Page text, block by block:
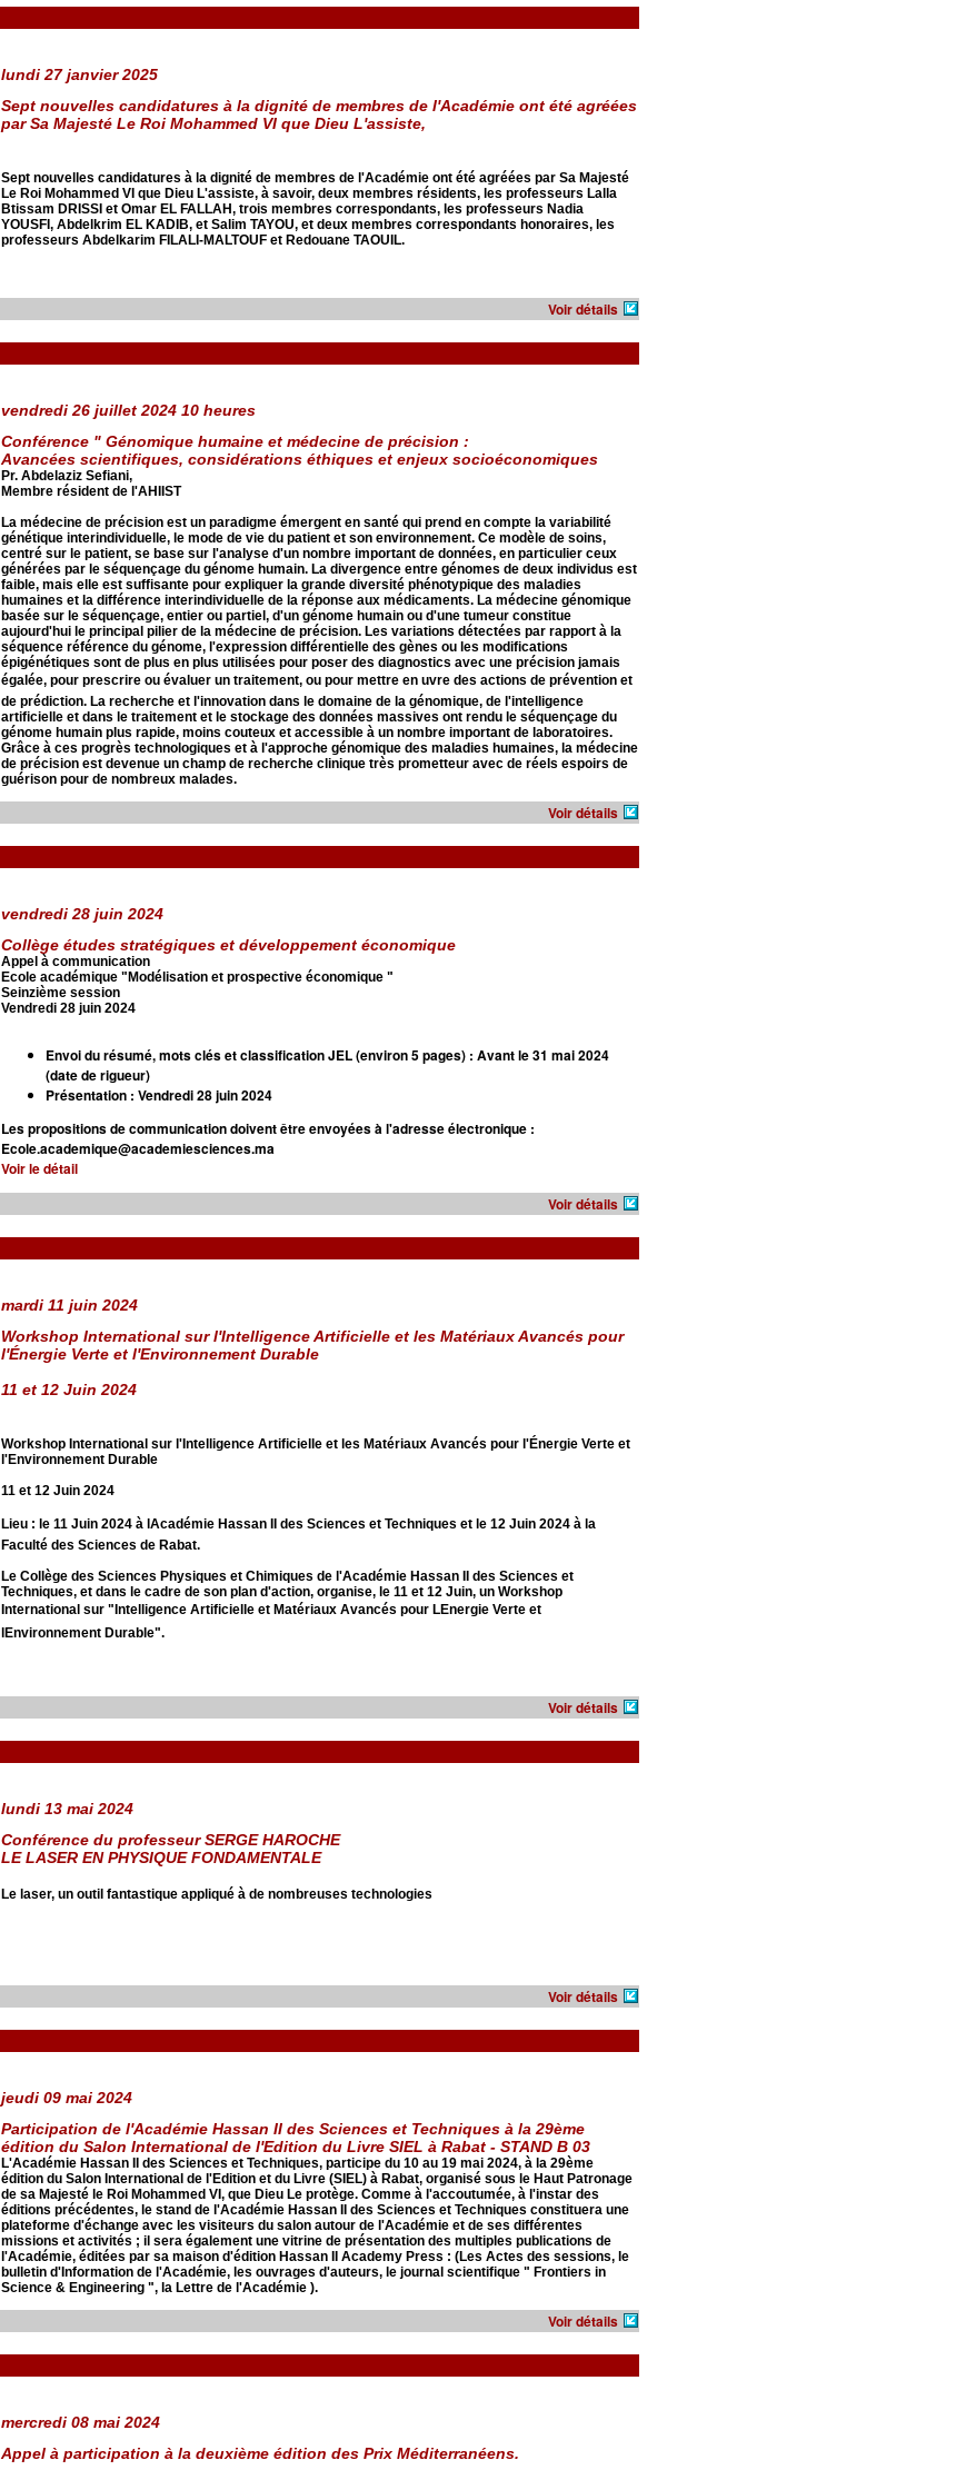
lundi 27 janvier 2025
Sept nouvelles candidatures à la dignité de membres de l'Académie ont été agréées
par Sa Majesté Le Roi Mohammed VI que Dieu L'assiste,
Sept nouvelles candidatures à la dignité de membres de l'Académie ont été agréées par Sa Majesté
Le Roi Mohammed VI que Dieu L'assiste, à savoir, deux membres résidents, les professeurs Lalla
Btissam DRISSI et Omar EL FALLAH, trois membres correspondants, les professeurs Nadia
YOUSFI, Abdelkrim EL KADIB, et Salim TAYOU, et deux membres correspondants honoraires, les
professeurs Abdelkarim FILALI-MALTOUF et Redouane TAOUIL.
Voir détails
vendredi 26 juillet 2024 10 heures
Conférence " Génomique humaine et médecine de précision :
Avancées scientifiques, considérations éthiques et enjeux socioéconomiques
Pr. Abdelaziz Sefiani,
Membre résident de l'AHIIST
La médecine de précision est un paradigme émergent en santé qui prend en compte la variabilité
génétique interindividuelle, le mode de vie du patient et son environnement. Ce modèle de soins,
centré sur le patient, se base sur l'analyse d'un nombre important de données, en particulier ceux
générées par le séquençage du génome humain. La divergence entre génomes de deux individus est
faible, mais elle est suffisante pour expliquer la grande diversité phénotypique des maladies
humaines et la différence interindividuelle de la réponse aux médicaments. La médecine génomique
basée sur le séquençage, entier ou partiel, d'un génome humain ou d'une tumeur constitue
aujourd'hui le principal pilier de la médecine de précision. Les variations détectées par rapport à la
séquence référence du génome, l'expression différentielle des gènes ou les modifications
épigénétiques sont de plus en plus utilisées pour poser des diagnostics avec une précision jamais
égalée, pour prescrire ou évaluer un traitement, ou pour mettre en uvre des actions de prévention et
de prédiction. La recherche et l'innovation dans le domaine de la génomique, de l'intelligence
artificielle et dans le traitement et le stockage des données massives ont rendu le séquençage du
génome humain plus rapide, moins couteux et accessible à un nombre important de laboratoires.
Grâce à ces progrès technologiques et à l'approche génomique des maladies humaines, la médecine
de précision est devenue un champ de recherche clinique très prometteur avec de réels espoirs de
guérison pour de nombreux malades.
Voir détails
vendredi 28 juin 2024
Collège études stratégiques et développement économique
Appel à communication
Ecole académique "Modélisation et prospective économique "
Seinzième session
Vendredi 28 juin 2024
Envoi du résumé, mots clés et classification JEL (environ 5 pages) : Avant le 31 mai 2024
(date de rigueur)
Présentation : Vendredi 28 juin 2024
Les propositions de communication doivent être envoyées à l'adresse électronique :
Ecole.academique@academiesciences.ma
Voir le détail
Voir détails
mardi 11 juin 2024
Workshop International surl'Intelligence Artificielle et les Matériaux Avancés pour
l'Énergie Verte et l'Environnement Durable
11 et 12 Juin 2024
Workshop International sur l'Intelligence Artificielle et les Matériaux Avancés pour l'Énergie Verte et
l'Environnement Durable
11 et 12 Juin 2024
Lieu : le 11 Juin 2024 à lAcadémie Hassan II des Sciences et Techniques et le 12 Juin 2024 à la
Faculté des Sciences de Rabat.
Le Collège des Sciences Physiques et Chimiques de l'Académie Hassan II des Sciences et
Techniques, et dans le cadre de son plan d'action, organise, le 11 et 12 Juin, un Workshop
International sur " Intelligence Artificielle et Matériaux Avancés pour LEnergie Verte et
lEnvironnement Durable".
Voir détails
lundi 13 mai 2024
Conférence du professeur SERGE HAROCHE
LE LASER EN PHYSIQUE FONDAMENTALE
Le laser, un outil fantastique appliqué à de nombreuses technologies
Voir détails
jeudi 09 mai 2024
Participation de l'Académie Hassan II des Sciences et Techniques à la 29ème
édition du Salon International de l'Edition du Livre SIEL à Rabat - STAND B 03
L'Académie Hassan II des Sciences et Techniques, participe du 10 au 19 mai 2024, à la 29ème
édition du Salon International de l'Edition et du Livre (SIEL) à Rabat, organisé sous le Haut Patronage
de sa Majesté le Roi Mohammed VI, que Dieu Le protège. Comme à l'accoutumée, à l'instar des
éditions précédentes, le stand de l'Académie Hassan II des Sciences et Techniques constituera une
plateforme d'échange avec les visiteurs du salon autour de l'Académie et de ses différentes
missions et activités ; il sera également une vitrine de présentation des multiples publications de
l'Académie, éditées par sa maison d'édition Hassan II Academy Press : (Les Actes des sessions, le
bulletin d'Information de l'Académie, les ouvrages d'auteurs, le journal scientifique " Frontiers in
Science & Engineering ", la Lettre de l'Académie ).
Voir détails
mercredi 08 mai 2024
Appel à participation à la deuxième édition des Prix Méditerranéens.